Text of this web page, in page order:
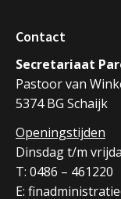
Contact
Secretariaat
Pastoor van
5374 BG Schaijk
Openingstijden
Dinsdag t/m
T: 0486 – 461220
E: